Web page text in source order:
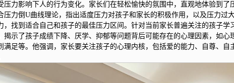
压力影响下人的行为变化。家长们在轻松愉快的氛围中，直观地体验到了
压力倒U曲线理论，指出适度压力对孩子和家长的积极作用，以及压力过
，找到适合自己和孩子的最佳压力区间。针对当前家长普遍关注的孩子学
揭示了孩子成绩下降、厌学、抑郁等问题背后可能存在的心理因素，如心
满足等。他强调，家长要关注孩子的心理内核，包括爱的能力、自尊、自